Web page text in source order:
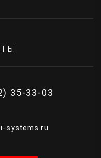
35-33-03
systems.ru